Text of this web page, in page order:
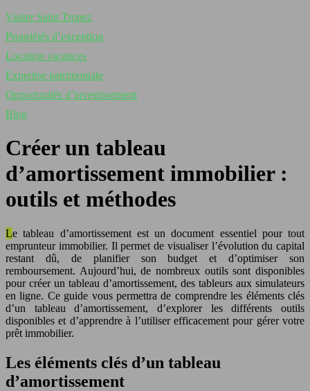
Visiter Saint Tropez
Propriétés d’exception
Location vacances
Expertise patrimoniale
Opportunités d’investissement
Blog
Créer un tableau
d’amortissement immobilier :
outils et méthodes
Le tableau d’amortissement est un document essentiel pour tout
emprunteur immobilier. Il permet de visualiser l’évolution du capital
restant dû, de planifier son budget et d’optimiser son
remboursement. Aujourd’hui, de nombreux outils sont disponibles
pour créer un tableau d’amortissement, des tableurs aux simulateurs
en ligne. Ce guide vous permettra de comprendre les éléments clés
d’un tableau d’amortissement, d’explorer les différents outils
disponibles et d’apprendre à l’utiliser efficacement pour gérer votre
prêt immobilier.
Les éléments clés d’un tableau
d’amortissement